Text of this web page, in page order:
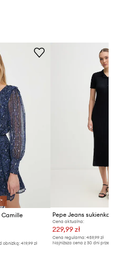
Camille
obniżką:419,99 zł
Pepe Jeans sukienka
Cena aktualna:
229,99 zł
Cena regularna: 459,99 zł
Najniższa cena z 30 dni przed obniżką: